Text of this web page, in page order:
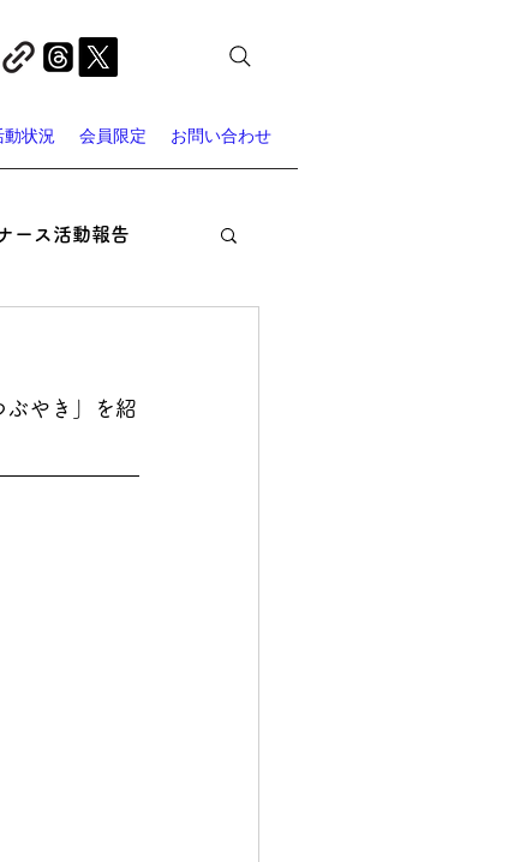
動状況 会員限定 お問い合わせ
ース活動報告
ぶやき」を紹